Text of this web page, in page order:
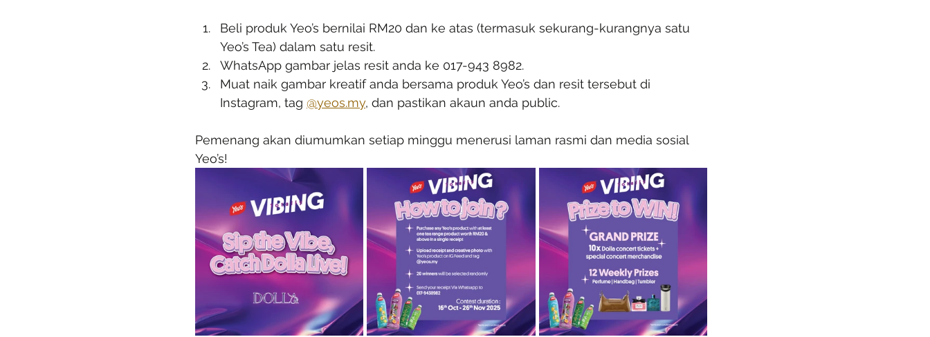
Beli produk Yeo’s bernilai RM20 dan ke atas (termasuk sekurang-kurangnya satu
Yeo’s Tea) dalam satu resit.
WhatsApp gambar jelas resit anda ke 017-943 8982.
Muat naik gambar kreatif anda bersama produk Yeo’s dan resit tersebut di
Instagram, tag @yeos.my, dan pastikan akaun anda public.
Pemenang akan diumumkan setiap minggu menerusi laman rasmi dan media sosial
Yeo’s!